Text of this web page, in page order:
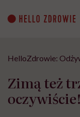
content
HelloZdrowie:
Zimą też
oczywiście!